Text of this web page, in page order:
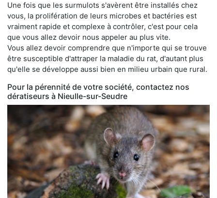
Une fois que les surmulots s'avèrent être installés chez
vous, la prolifération de leurs microbes et bactéries est
vraiment rapide et complexe à contrôler, c'est pour cela
que vous allez devoir nous appeler au plus vite.
Vous allez devoir comprendre que n'importe qui se trouve
être susceptible d'attraper la maladie du rat, d'autant plus
qu'elle se développe aussi bien en milieu urbain que rural.
Pour la pérennité de votre société, contactez nos
dératiseurs à Nieulle-sur-Seudre